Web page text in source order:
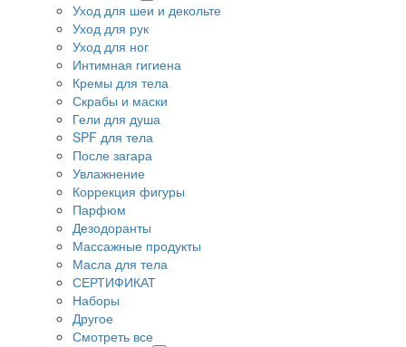
Уход для шеи и декольте
Уход для рук
Уход для ног
Интимная гигиена
Кремы для тела
Скрабы и маски
Гели для душа
SPF для тела
После загара
Увлажнение
Коррекция фигуры
Парфюм
Дезодоранты
Массажные продукты
Масла для тела
СЕРТИФИКАТ
Наборы
Другое
Смотреть все